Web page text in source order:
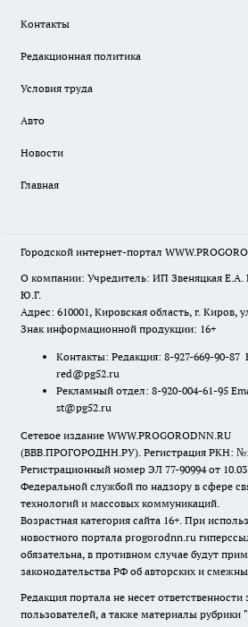
Контакты
Редакционная политика
Условия труда
Авто
Новости
Главная
Городской интернет-портал
О компании: Учредитель: ИП Звеняцкая Е.А.
Ю.Г.
Адрес: 610001, Кировская область, г. Киров,
Знак информационной продукции: 16+
Контакты: Редакция: 8-927-669-90-87
red@pg52.ru
Рекламный отдел: 8-920-004-61-95
st@pg52.ru
Сетевое издание WWW.PROGORODNN.RU
(ВВВ.ПРОГОРОДНН.РУ). Регистрация РКН: №:
Регистрационный номер ЭЛ 77-90994 от
Федеральной службой по надзору в сфере
технологий и массовых коммуникаций.
Возрастная категория сайта 16+. При
новостного портала progorodnn.ru
обязательна, в противном случае будут
законодательства РФ об авторских и
Редакция портала не несет
пользователей, а также материалы рубрики